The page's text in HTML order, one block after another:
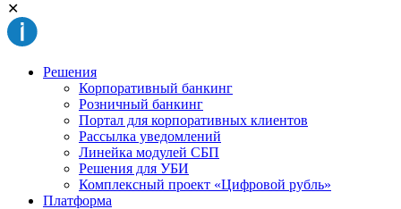
✕
Решения
Корпоративный банкинг
Розничный банкинг
Портал для корпоративных клиентов
Рассылка уведомлений
Линейка модулей СБП
Решения для УБИ
Комплексный проект «Цифровой рубль»
Платформа